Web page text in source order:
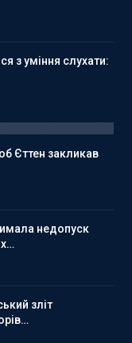
з уміння слухати:
Єттен закликав
недопуск
зліт